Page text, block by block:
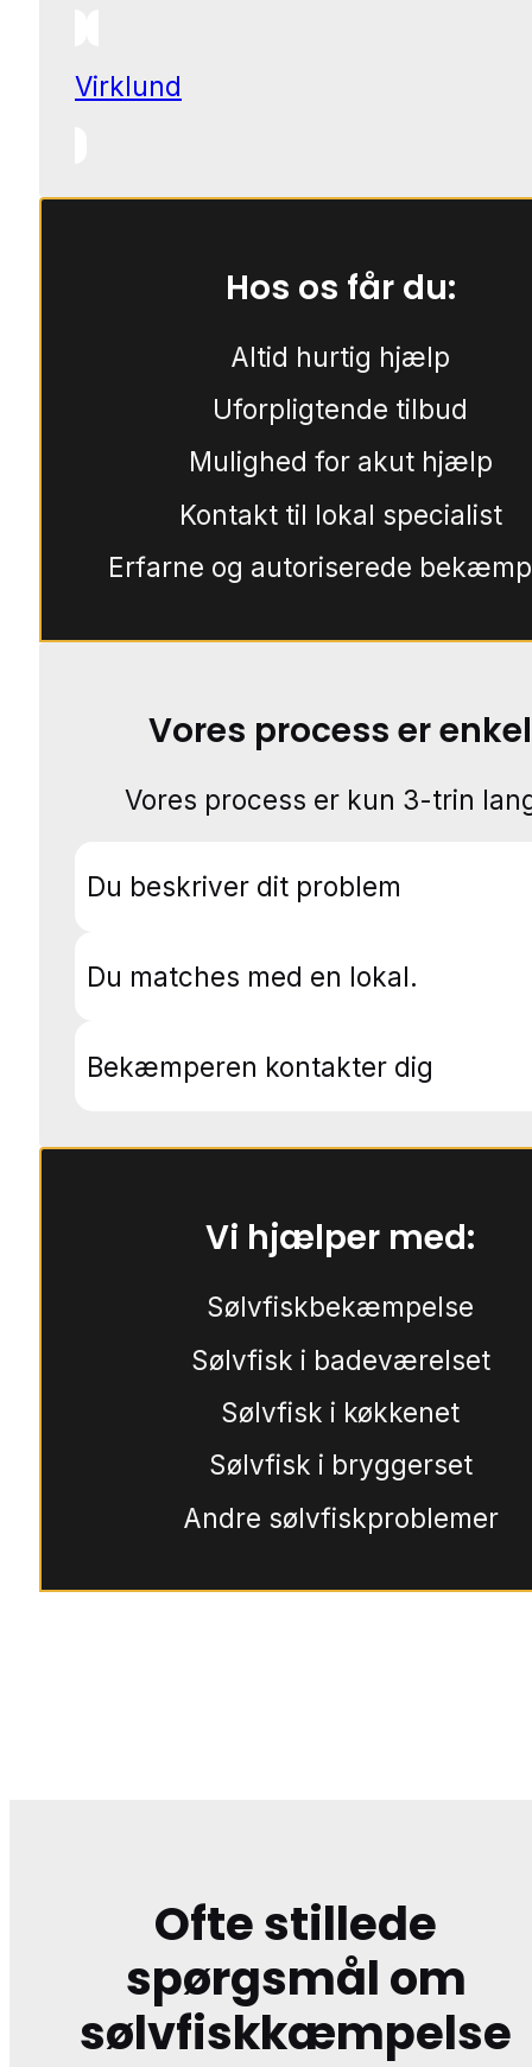
Virklund
Hos os får du:
Altid hurtig hjælp
Uforpligtende tilbud
Mulighed for akut hjælp
Kontakt til lokal specialist
Erfarne og autoriserede
Vores process er enkel
Vores process er kun 3-trin
Du beskriver dit problem
Du matches med en lokal.
Bekæmperen kontakter dig
Vi hjælper med:
Sølvfiskbekæmpelse
Sølvfisk i badeværelset
Sølvfisk i køkkenet
Sølvfisk i bryggerset
Andre sølvfiskproblemer
Ofte stillede
spørgsmål om
sølvfiskkæmpelse